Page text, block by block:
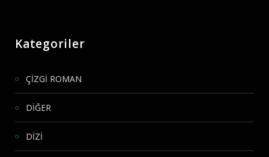
Kategoriler
ÇİZGİ ROMAN
DİĞER
DİZİ